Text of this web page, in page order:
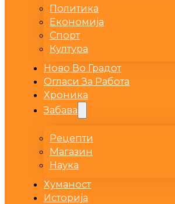
Политика
Економија
Спорт
Култура
Ново Во Градот
Огласи За Работа
Хроника
Забава
Рецепти
Магазин
Наука
Хуманост
Историја